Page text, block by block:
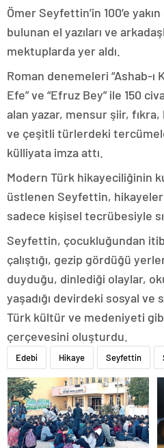
Ömer Seyfettin’in 100’e
bulunan el yazıları ve
mektuplarda yer aldı.
Roman denemeleri “Ashab-ı
Efe” ve “Efruz Bey” ile 150
alan yazar, mensur şiir,
ve çeşitli türlerdeki
külliyata imza attı.
Modern Türk hikayeciliğinin
üstlenen Seyfettin,
sadece kişisel tecrübesiyle
Seyfettin, çocukluğundan
çalıştığı, gezip gördüğü
duyduğu, dinlediği olaylar,
yaşadığı devirdeki sosyal ve
Türk kültür ve medeniyeti
çerçevesini oluşturdu.
Edebi Hikaye Seyfettin